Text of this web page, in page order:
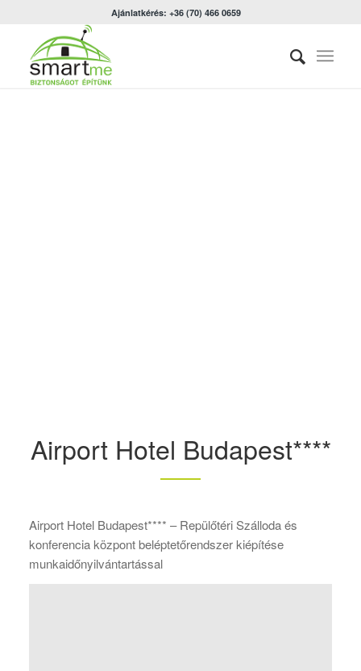
Ajánlatkérés: +36 (70) 466 0659
Airport Hotel Budapest****
Airport Hotel Budapest**** – Repülőtéri Szálloda és
konferencia központ beléptetőrendszer kiépítése
munkaidőnyilvántartással